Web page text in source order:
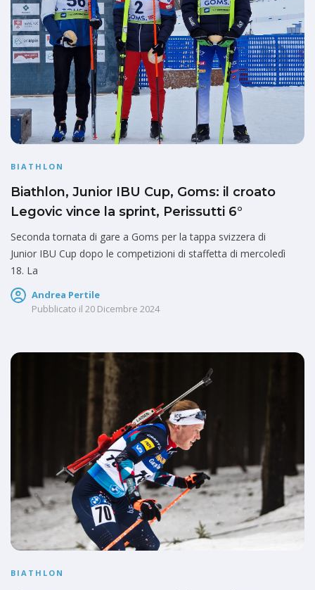
BIATHLON
Biathlon, Junior IBU Cup, Goms: il croato
Legovic vince la sprint, Perissutti 6°
Seconda tornata di gare a Goms per la tappa svizzera di
Junior IBU Cup dopo le competizioni di staffetta di mercoledì
18. La
Andrea Pertile
Pubblicato il 20 Dicembre 2024
BIATHLON